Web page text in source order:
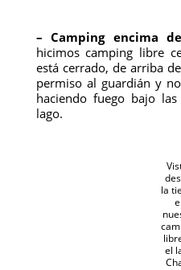
– Camping encima
hicimos camping libre
está cerrado, de arriba
permiso al guardián y
haciendo fuego bajo
lago.
la
el